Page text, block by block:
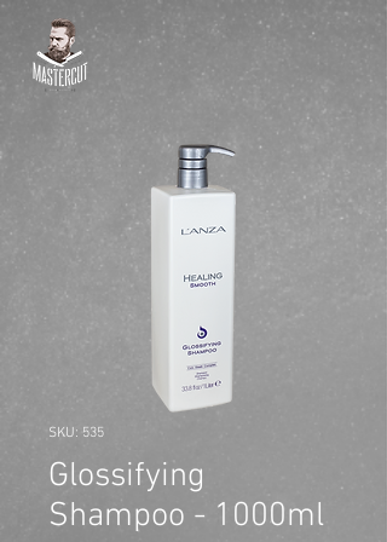
SKU: 535
Glossifying
Shampoo - 1000ml